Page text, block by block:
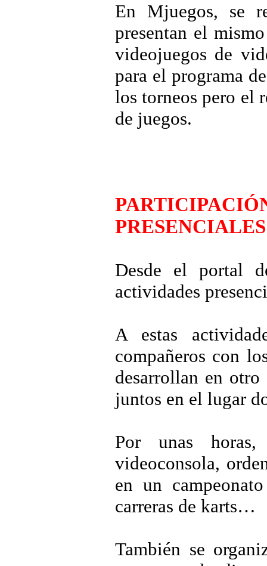
En Mjuegos, se
presentan el
videojuegos de
para el programa
los torneos pero el
de juegos.
PRESENCIALES
Desde el portal
actividades
A estas
compañeros con
desarrollan en
juntos en el lugar
Por unas
videoconsola,
en un
carreras de karts…
También se